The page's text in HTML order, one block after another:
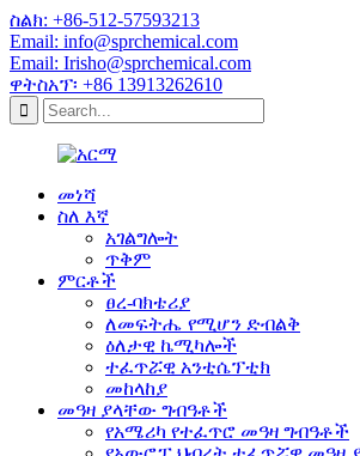
ስልክ: +86-512-57593213
Email: info@sprchemical.com
Email: Irisho@sprchemical.com
ዋትስአፕ፡ +86 13913262610
መነሻ
ስለ እኛ
አገልግሎት
ጥቅም
ምርቶች
ፀረ-ባክቴሪያ
ለመፍትሔ የሚሆን ድብልቅ
ዕለታዊ ኬሚካሎች
ተፈጥሯዊ አንቲሴፕቲክ
መከላከያ
መዓዛ ያላቸው ግብዓቶች
የአሜሪካ የተፈጥሮ መዓዛ ግብዓቶች